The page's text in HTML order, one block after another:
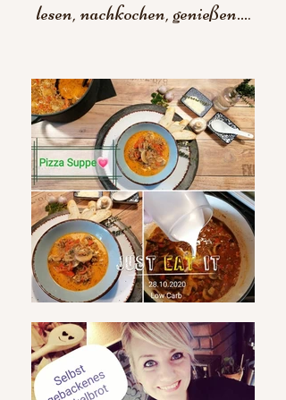
lesen, nachkochen, genießen....